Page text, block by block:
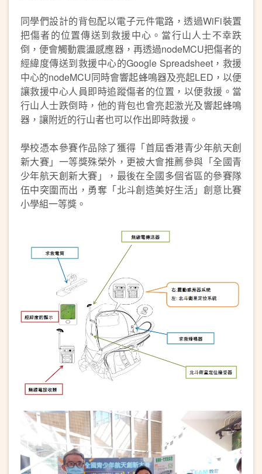
同學們設計的背包配以電子元件電路，透過WiFi裝置
把傷者的位置傳送到救援中心。當行山人士不幸跌
倒，便會觸動震盪感應器，再透過nodeMCU把傷者的
經緯度傳送到救援中心的Google Spreadsheet，救援
中心的nodeMCU同時會響起蜂鳴器及亮起LED，以便
讓救援中心人員即時追蹤傷者的位置，以便救援。當
行山人士跌倒時，他的背包也會亮起激光及響起蜂鳴
器，讓附近的行山者也可以作出即時救援。
學校憑本參賽作品除了獲得「首屆香港青少年航天創
新大賽」一等獎殊榮外，更被大會推薦參與「全國青
少年航天創新大賽」，最後在全國多個省區的參賽隊
伍中突圍而出，勇奪「北斗創造美好生活」創意比賽
小學組一等獎。